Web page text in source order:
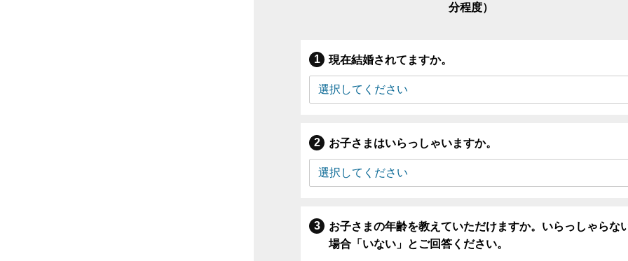
分程度）
現在結婚されてますか。
お子さまはいらっしゃいますか。
お子さまの年齢を教えていただけますか。いらっしゃらな
場合「いない」とご回答ください。